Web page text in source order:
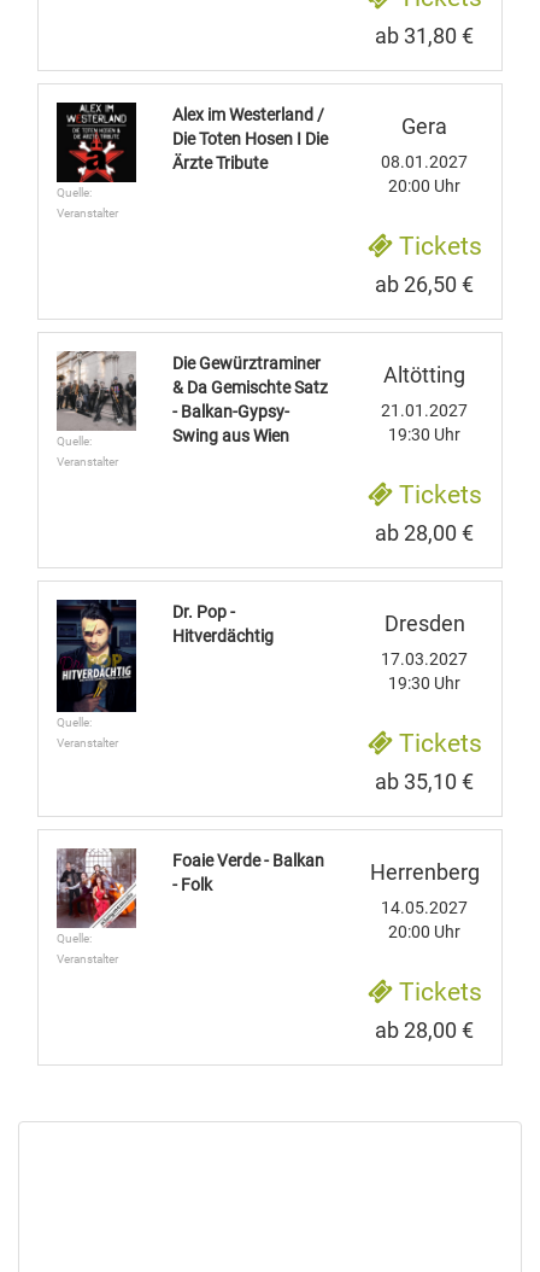
ab 31,80 €
Quelle:
Veranstalter
Alex im Westerland /
Die Toten Hosen I Die
Ärzte Tribute
Gera
08.01.2027
20:00 Uhr
Tickets
ab 26,50 €
Quelle:
Veranstalter
Die Gewürztraminer
& Da Gemischte Satz
- Balkan-Gypsy-
Swing aus Wien
Altötting
21.01.2027
19:30 Uhr
Tickets
ab 28,00 €
Quelle:
Veranstalter
Dr. Pop -
Hitverdächtig
Dresden
17.03.2027
19:30 Uhr
Tickets
ab 35,10 €
Quelle:
Veranstalter
Foaie Verde - Balkan
- Folk
Herrenberg
14.05.2027
20:00 Uhr
Tickets
ab 28,00 €